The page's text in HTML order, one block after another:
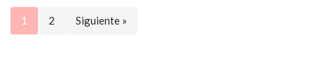
1 2 Siguiente »